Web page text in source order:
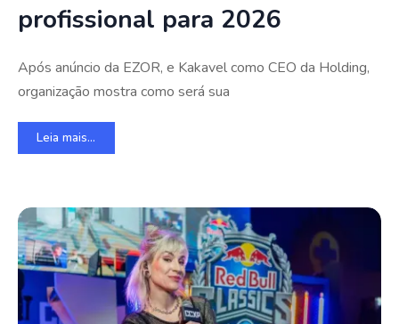
profissional para 2026
Após anúncio da EZOR, e Kakavel como CEO da Holding,
organização mostra como será sua
Leia mais...